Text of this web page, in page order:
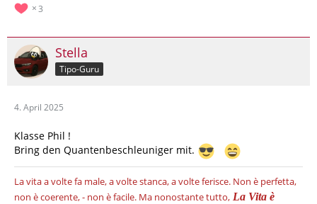
3
Stella
Tipo-Guru
4. April 2025
Klasse Phil !
Bring den Quantenbeschleuniger mit.
La vita a volte fa male, a volte stanca, a volte ferisce. Non è perfetta,
non è coerente, - non è facile. Ma nonostante tutto, La Vita è